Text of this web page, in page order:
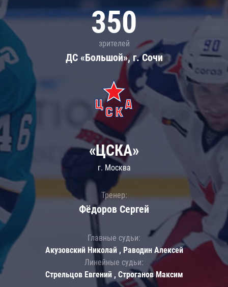
350
зрителей
ДС «Большой», г. Сочи
«ЦСКА»
г. Москва
Тренер:
Фёдоров Сергей
Главные судьи:
Акузовский Николай , Раводин Алексей
Линейные судьи:
Стрельцов Евгений , Строганов Максим